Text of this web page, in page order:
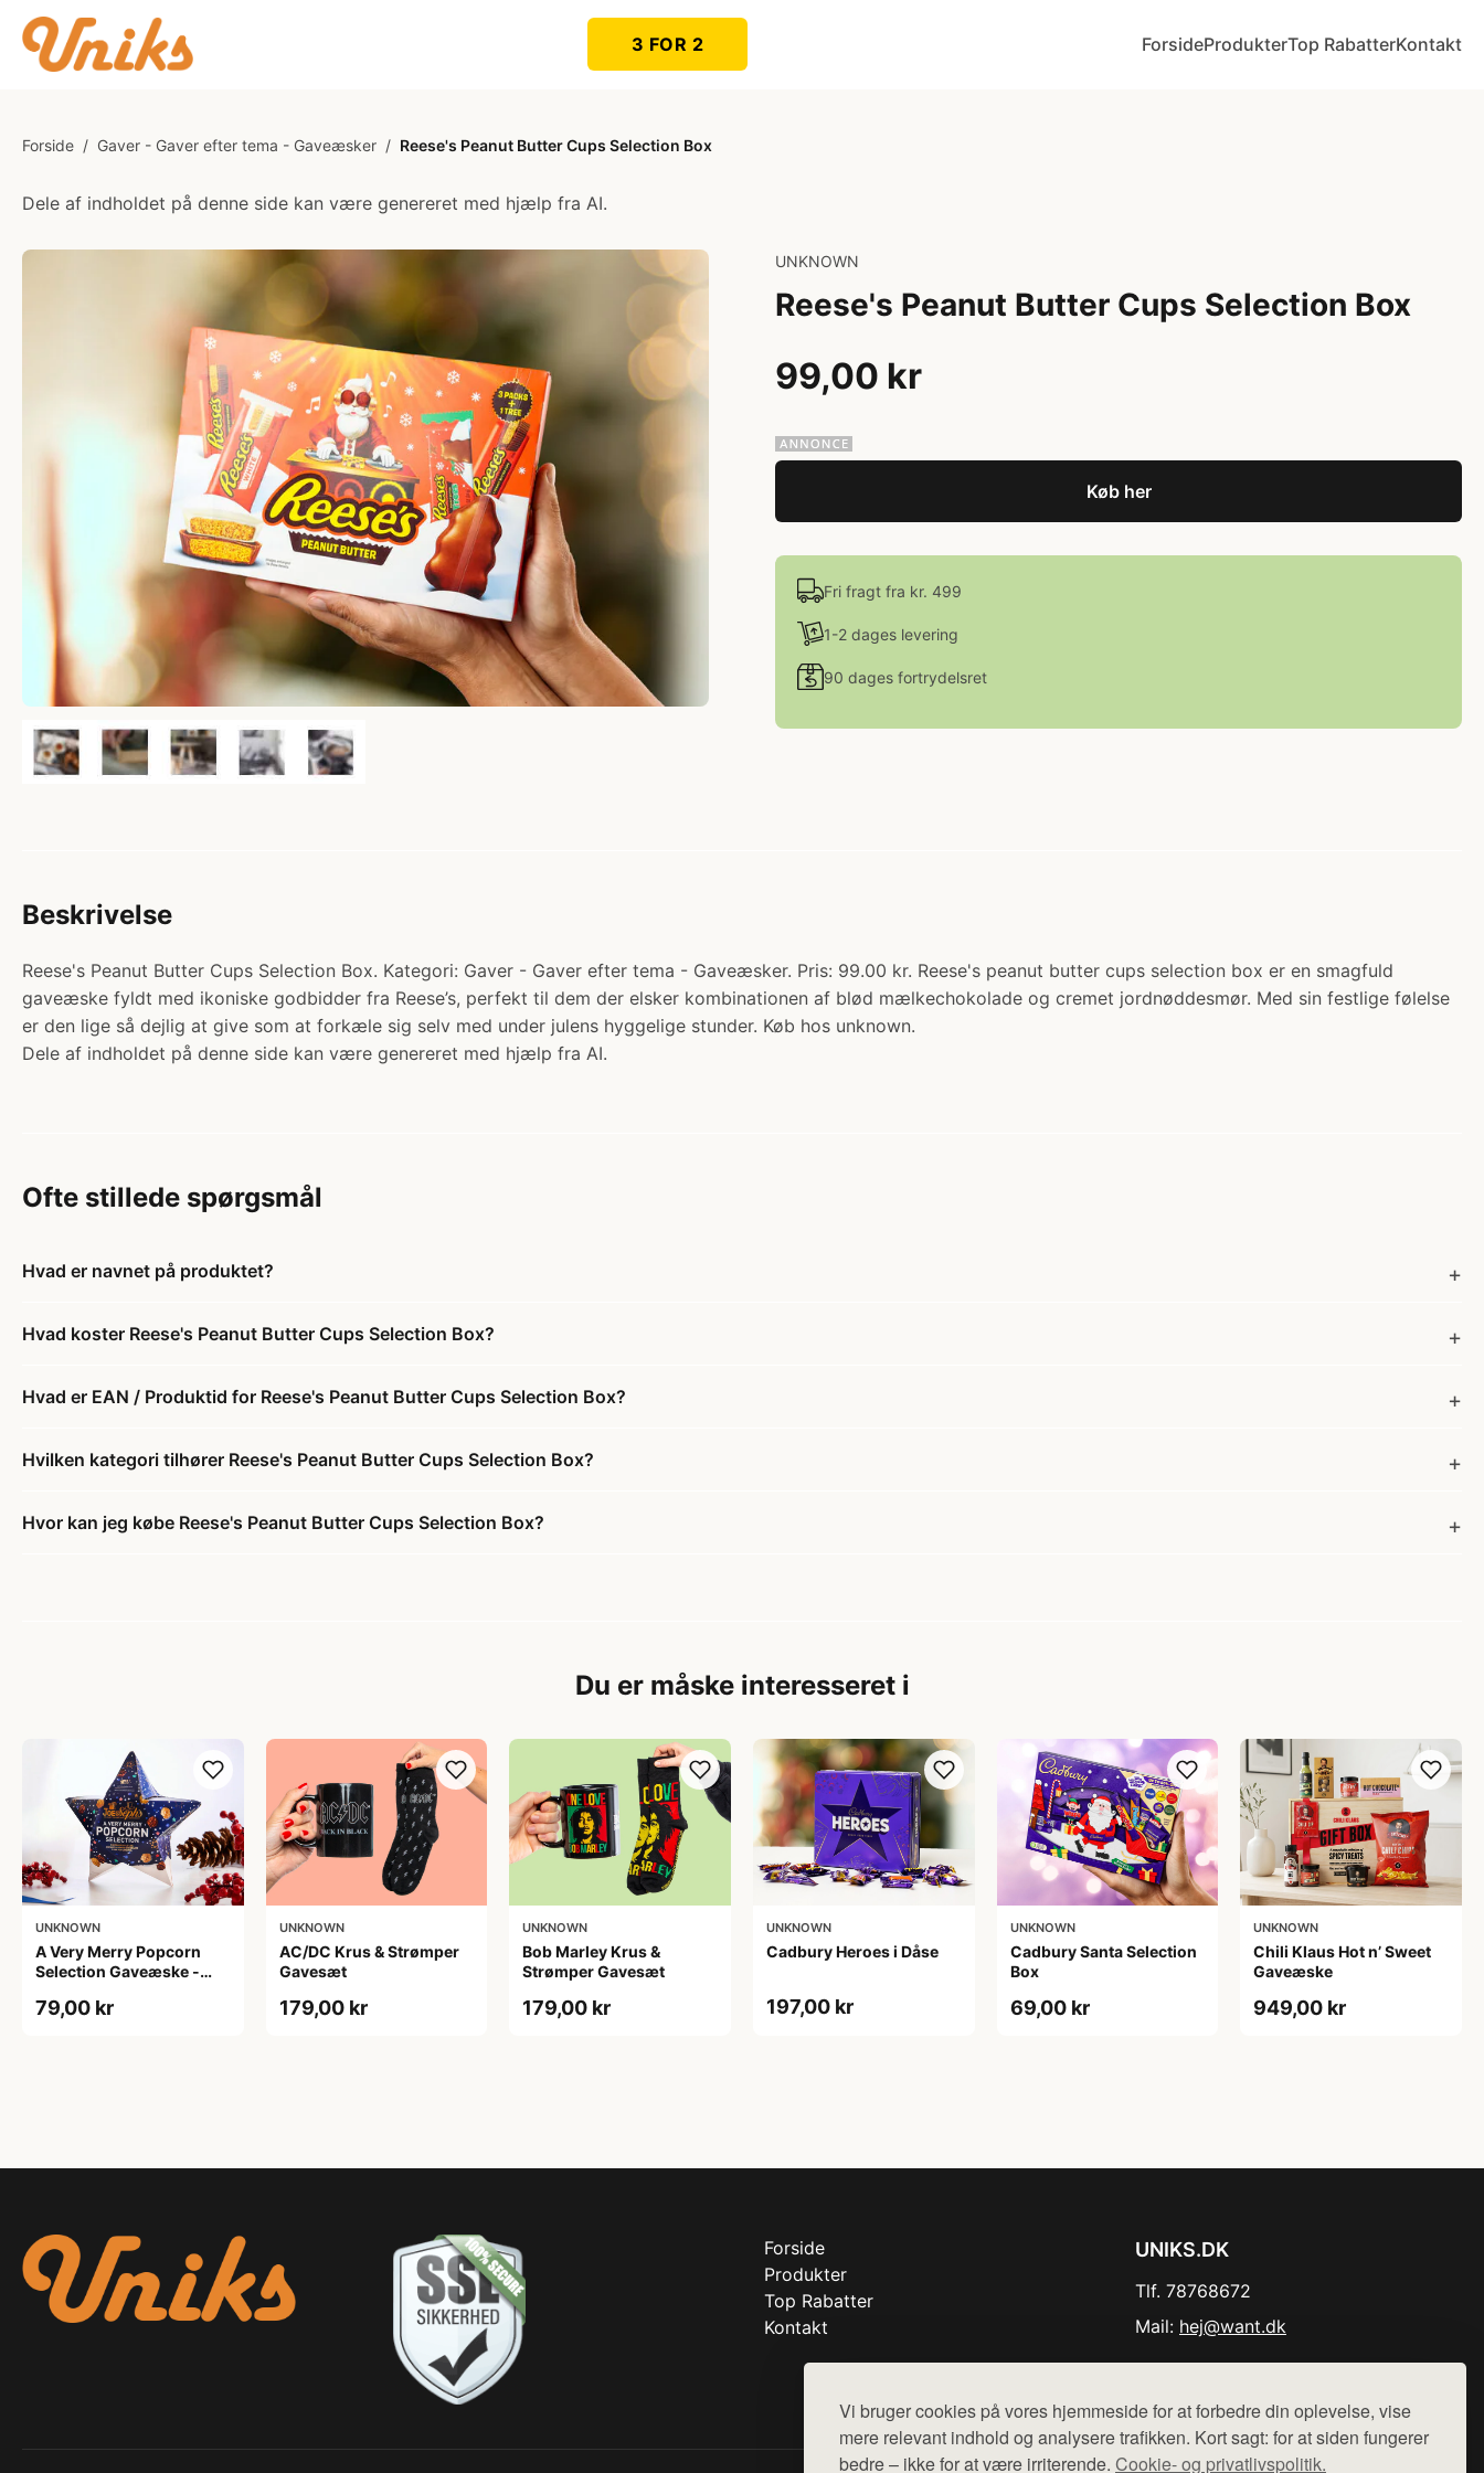
Vi bruger cookies på vores hjemmeside for at forbedre din oplevelse, vise
mere relevant indhold og analysere trafikken. Kort sagt: for at siden fungerer
bedre – ikke for at være irriterende. Cookie- og privatlivspolitik.
3 FOR 2 ForsideProdukterTop RabatterKontakt
Forside / Gaver - Gaver efter tema - Gaveæsker / Reese's Peanut Butter Cups Selection Box
Dele af indholdet på denne side kan være genereret med hjælp fra AI.
UNKNOWN
Reese's Peanut Butter Cups Selection Box
99,00 kr
Køb her
Fri fragt fra kr. 499
1-2 dages levering
90 dages fortrydelsret
Beskrivelse
Reese's Peanut Butter Cups Selection Box. Kategori: Gaver - Gaver efter tema - Gaveæsker. Pris: 99.00 kr. Reese's peanut butter cups selection box er en smagfuld
gaveæske fyldt med ikoniske godbidder fra Reese’s, perfekt til dem der elsker kombinationen af blød mælkechokolade og cremet jordnøddesmør. Med sin festlige følelse
er den lige så dejlig at give som at forkæle sig selv med under julens hyggelige stunder. Køb hos unknown.
Dele af indholdet på denne side kan være genereret med hjælp fra AI.
Ofte stillede spørgsmål
Hvad er navnet på produktet?
Hvad koster Reese's Peanut Butter Cups Selection Box?
Hvad er EAN / Produktid for Reese's Peanut Butter Cups Selection Box?
Hvilken kategori tilhører Reese's Peanut Butter Cups Selection Box?
Hvor kan jeg købe Reese's Peanut Butter Cups Selection Box?
Du er måske interesseret i
UNKNOWN
A Very Merry Popcorn
Selection Gaveæske -
79,00 kr
UNKNOWN
AC/DC Krus & Strømper
Gavesæt
179,00 kr
UNKNOWN
Bob Marley Krus &
Strømper Gavesæt
179,00 kr
UNKNOWN
Cadbury Heroes i Dåse
197,00 kr
UNKNOWN
Cadbury Santa Selection
Box
69,00 kr
UNKNOWN
Chili Klaus Hot n’ Sweet
Gaveæske
949,00 kr
Forside
Produkter
Top Rabatter
Kontakt
UNIKS.DK
Tlf. 78768672
Mail: hej@want.dk